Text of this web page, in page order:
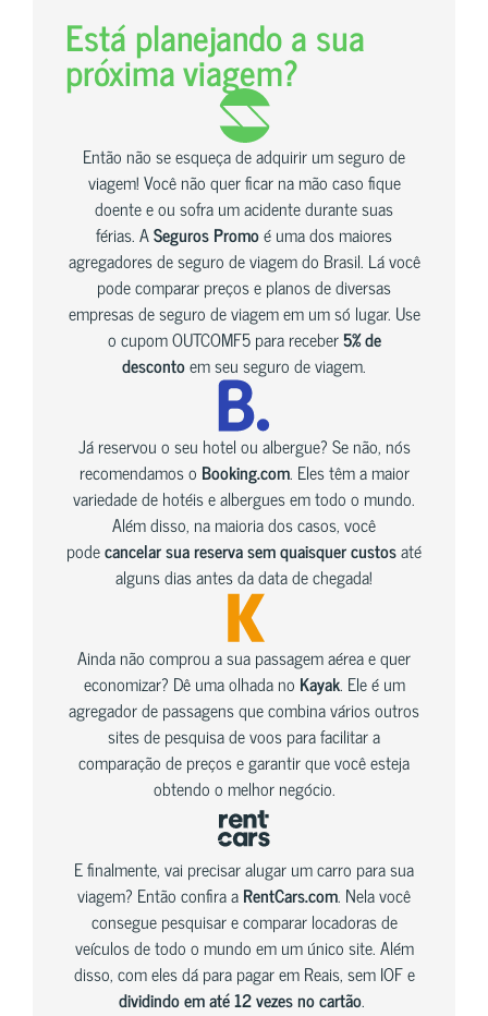
Está planejando a sua
próxima viagem?
Então não se esqueça de adquirir um seguro de
viagem! Você não quer ficar na mão caso fique
doente e ou sofra um acidente durante suas
férias. ASeguros Promoé uma dos maiores
agregadores de seguro de viagem do Brasil. Lá você
pode comparar preços e planos de diversas
empresas de seguro de viagem em um só lugar. Use
o cupom OUTCOMF5 para receber5% de
descontoem seu seguro de viagem.
Já reservou o seu hotel ou albergue? Se não, nós
recomendamos o Booking.com. Eles têm a maior
variedade de hotéis e albergues em todo o mundo.
Além disso, na maioria dos casos, você
podecancelar sua reserva sem quaisquer custosaté
alguns dias antes da data de chegada!
Ainda não comprou a sua passagem aérea e quer
economizar? Dê uma olhada no Kayak. Ele é um
agregador de passagens que combina vários outros
sites de pesquisa de voos para facilitar a
comparação de preços e garantir que você esteja
obtendo o melhor negócio.
E finalmente, vai precisar alugar um carro para sua
viagem? Então confira aRentCars.com. Nela você
consegue pesquisar e comparar locadoras de
veículos de todo o mundo em um único site. Além
disso, com eles dá para pagar em Reais, sem IOF e
dividindo em até 12 vezes no cartão.